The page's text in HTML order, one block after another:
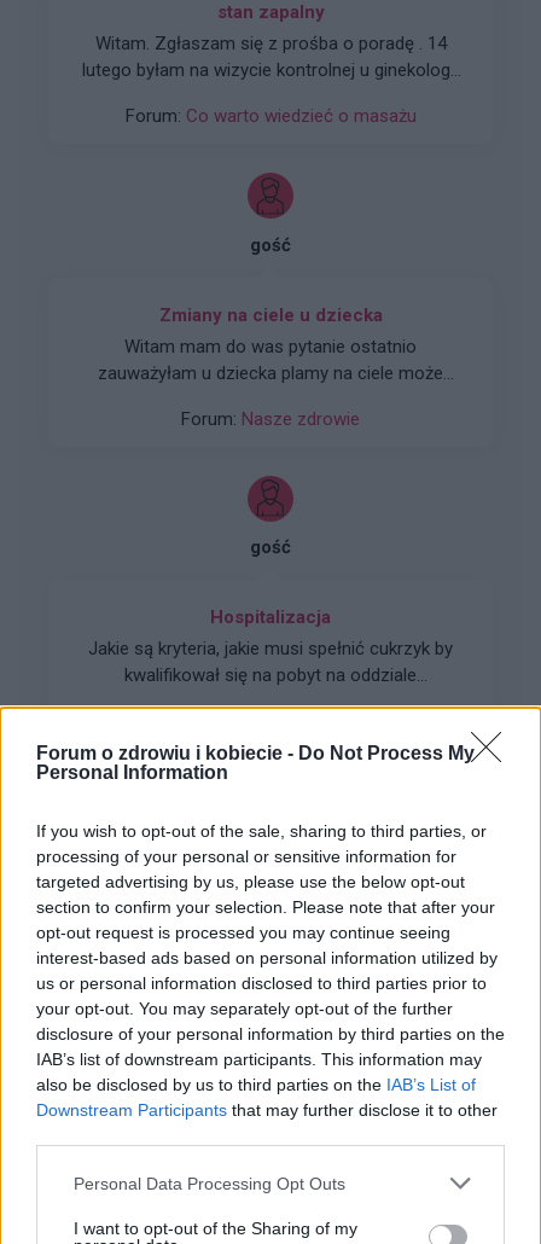
Forum o zdrowiu i kobiecie - Do Not Process My
Personal Information
If you wish to opt-out of the sale, sharing to third parties, or
processing of your personal or sensitive information for
targeted advertising by us, please use the below opt-out
section to confirm your selection. Please note that after your
opt-out request is processed you may continue seeing
interest-based ads based on personal information utilized by
us or personal information disclosed to third parties prior to
your opt-out. You may separately opt-out of the further
disclosure of your personal information by third parties on the
IAB’s list of downstream participants. This information may
also be disclosed by us to third parties on the IAB’s List of
Downstream Participants that may further disclose it to other
Personal Data Processing Opt Outs
I want to opt-out of the Sharing of my
stan zapalny
Witam. Zgłaszam się z prośba o poradę . 14
lutego byłam na wizycie kontrolnej u ginekologa
Ogółem czułam się dobrze, nic mi nie dolegało.
cytologiczny odpowiada grupie II i w rozmazie
są cechy stanu zapalnego i regeneracji. Dodam ,
hormonalnych. Do czego zmierzam? W połowie
na to, że tabletki typu Nospa i Pracetamol na
dłuższa metę nie pomogły ,udałam się z
wynikami do lekarza (termin mam na 30 maja na
NFZ, ale uprosiłam ginekologa i przyjął mnie po
godzinach pracy) Doktor zbadał mnie bez
Nobaxin (po ktorym dostalam gorączki)
Pimafucin Lakcid Intima Scopolan prawdę
mówiąc nie zauważyłam żadnej poprawy ,a ból
Forum: Co warto wiedzieć o masażu
gość
Zmiany na ciele u dziecka
Witam mam do was pytanie ostatnio
zauważyłam u dziecka plamy na ciele może
udzielenie
Forum: Nasze zdrowie
gość
Hospitalizacja
Jakie są kryteria, jakie musi spełnić cukrzyk by
kwalifikował się na pobyt na oddziale
diabetologii?
się na cukrzycę i jej powikłania
POWIĄZANE
Tematy cukrzyca diabetologia leczenie
Reklama: